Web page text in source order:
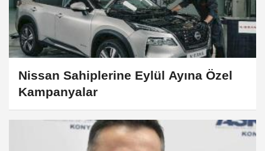
Nissan Sahiplerine Eylül Ayına Özel
Kampanyalar